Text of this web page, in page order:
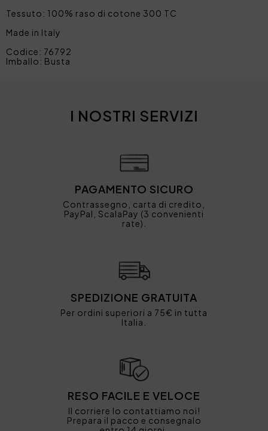
Tessuto: 100% raso di cotone 300 TC
Made in Italy
Codice: 76792
Imballo: Busta
I NOSTRI SERVIZI
PAGAMENTO SICURO
Contrassegno, carta di credito,
PayPal, ScalaPay (3 convenienti
rate).
SPEDIZIONE GRATUITA
Per ordini superiori a 75€ in tutta
Italia.
RESO FACILE E VELOCE
Il corriere lo contattiamo noi!
Prepara il pacco e consegnalo